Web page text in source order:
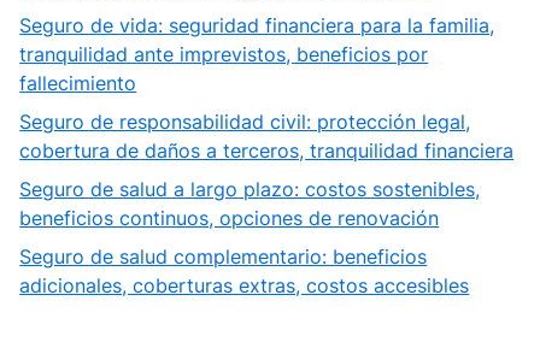
Seguro de vida: seguridad financiera para la familia,
tranquilidad ante imprevistos, beneficios por
fallecimiento
Seguro de responsabilidad civil: protección legal,
cobertura de daños a terceros, tranquilidad financiera
Seguro de salud a largo plazo: costos sostenibles,
beneficios continuos, opciones de renovación
Seguro de salud complementario: beneficios
adicionales, coberturas extras, costos accesibles